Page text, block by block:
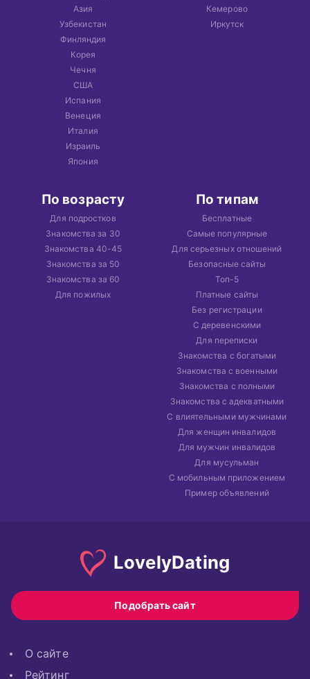
Азия
Узбекистан
Финляндия
Корея
Чечня
США
Испания
Венеция
Италия
Израиль
Япония
Кемерово
Иркутск
По возрасту
Для подростков
Знакомства за 30
Знакомства 40-45
Знакомства за 50
Знакомства за 60
Для пожилых
По типам
Бесплатные
Самые популярные
Для серьезных отношений
Безопасные сайты
Топ-5
Платные сайты
Без регистрации
С деревенскими
Для переписки
Знакомства с богатыми
Знакомства с военными
Знакомства с полными
Знакомства с адекватными
С влиятельными мужчинами
Для женщин инвалидов
Для мужчин инвалидов
Для мусульман
С мобильным приложением
Пример объявлений
LovelyDating
Подобрать сайт
О сайте
Рейтинг